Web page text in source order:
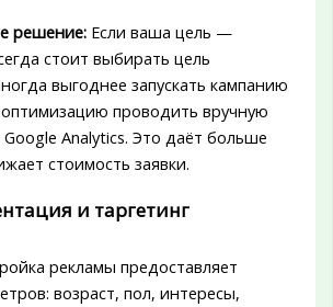
решение:Если ваша цель —
стоит выбирать цель
выгоднее запускать кампанию
проводить вручную
Analytics. Это даёт больше
стоимость заявки.
и таргетинг
рекламы предоставляет
возраст, пол, интересы,